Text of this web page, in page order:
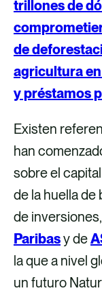
trillones de
de
agricultura
y préstamos
Existen
han
sobre el
de la huella
de
Paribasy de
la que a nivel
un futuro